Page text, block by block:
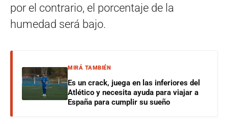
por el contrario, el porcentaje de la
humedad será bajo.
MIRÁ TAMBIÉN
Es un crack, juega en las inferiores del
Atlético y necesita ayuda para viajar a
España para cumplir su sueño